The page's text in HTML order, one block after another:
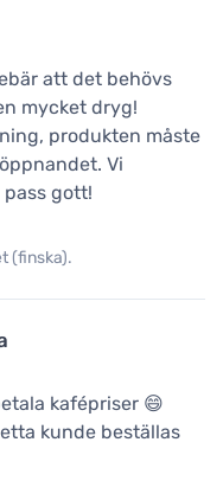
att det behövs
mycket dryg!
produkten måste
Vi
gott!
(finska).
kafépriser 😄
kunde beställas